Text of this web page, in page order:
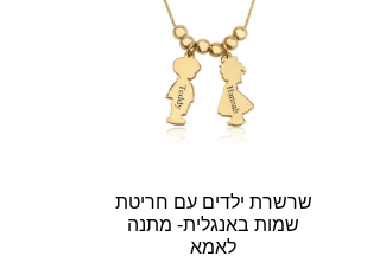
שרשרת ילדים עם חריטת
שמות באנגלית- מתנה
לאמא